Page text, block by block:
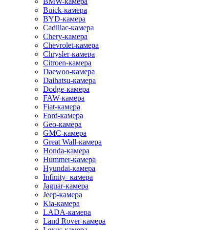
Buick-камера
BYD-камера
Cadillac-камера
Chery-камера
Chevrolet-камера
Chrysler-камера
Citroen-камера
Daewoo-камера
Daihatsu-камера
Dodge-камера
FAW-камера
Fiat-камера
Ford-камера
Geo-камера
GMC-камера
Great Wall-камера
Honda-камера
Hummer-камера
Hyundai-камера
Infinity- камера
Jaguar-камера
Jeep-камера
Kia-камера
LADA-камера
Land Rover-камера